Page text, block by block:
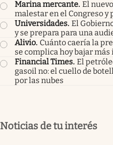
Marina mercante. El
malestar en el Congreso y
Universidades. El
y se prepara para una
Alivio. Cuánto caería la
se complica hoy bajar
Financial Times. El
gasoil no: el cuello de
por las nubes
Noticias de tu interés